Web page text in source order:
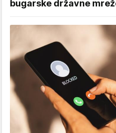
bugarske državne